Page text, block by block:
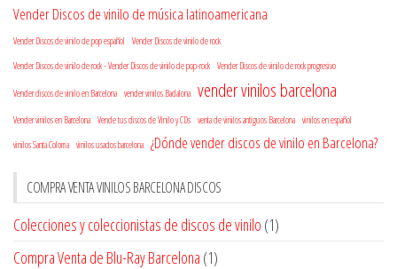
Vender Discos de vinilo de música latinoamericana
Vender Discos de vinilo de pop español
Vender Discos de vinilo de rock
Vender Discos de vinilo de rock - Vender Discos de vinilo de pop-rock Vender Discos de vinilo de rock progresivo
Vender discos de vinilo en Barcelona vender vinilos Badalona vender vinilos barcelona
Vender vinilos en Barcelona Vende tus discos de Vinilo y CDs venta de vinilos antiguos Barcelona vinilos en español
vinilos Santa Coloma vinilos usados barcelona ¿Dónde vender discos de vinilo en Barcelona?
COMPRA VENTA VINILOS BARCELONA DISCOS
Colecciones y coleccionistas de discos de vinilo (1)
Compra Venta de Blu-Ray Barcelona (1)